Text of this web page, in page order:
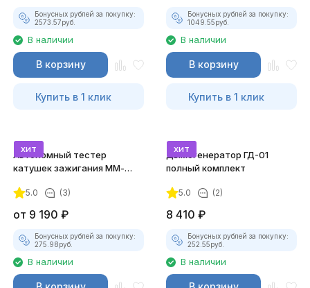
Бонусных рублей за покупку:
2573.57руб.
В наличии
В корзину
Купить в 1 клик
Бонусных рублей за покупку:
1049.55руб.
В наличии
В корзину
Купить в 1 клик
хит
Автономный тестер
катушек зажигания ММ-
комплект)
5.0 (3)
от 9 190 ₽
Бонусных рублей за покупку:
275.98руб.
В наличии
хит
Дымогенератор ГД-01
полный комплект
5.0 (2)
8 410 ₽
Бонусных рублей за покупку:
252.55руб.
В наличии